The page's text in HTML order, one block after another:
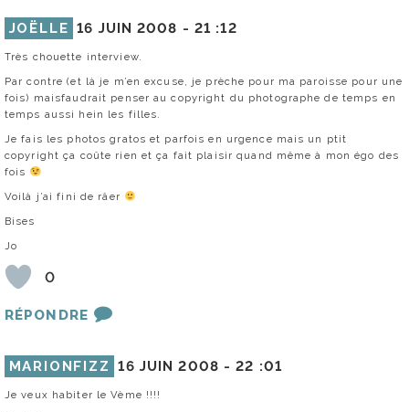
JOËLLE 16 JUIN 2008 - 21 :12
Très chouette interview.
Par contre (et là je m’en excuse, je prèche pour ma paroisse pour une
fois) maisfaudrait penser au copyright du photographe de temps en
temps aussi hein les filles.
Je fais les photos gratos et parfois en urgence mais un ptit
copyright ça coûte rien et ça fait plaisir quand même à mon égo des
fois
Voilà j’ai fini de râer
Bises
Jo
0
RÉPONDRE
MARIONFIZZ 16 JUIN 2008 -22 :01
Je veux habiter le Vème !!!!